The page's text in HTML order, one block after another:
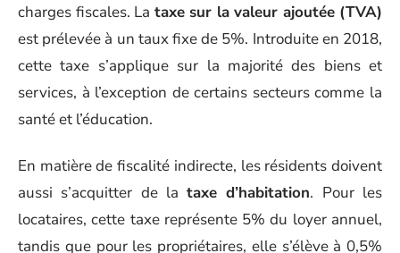
charges fiscales. La taxe sur la valeur ajoutée (TVA)
est prélevée à un taux fixe de 5%. Introduite en 2018,
cette taxe s’applique sur la majorité des biens et
services, à l’exception de certains secteurs comme la
santé et l’éducation.
En matière de fiscalité indirecte, les résidents doivent
aussi s’acquitter de lataxe d’habitation. Pour les
locataires, cette taxe représente 5% du loyer annuel,
tandis que pour les propriétaires, elle s’élève à 0,5%